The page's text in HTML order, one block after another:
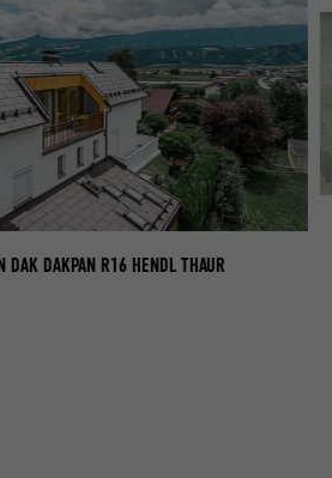
DAK DAKPAN R16 HENDL THAUR